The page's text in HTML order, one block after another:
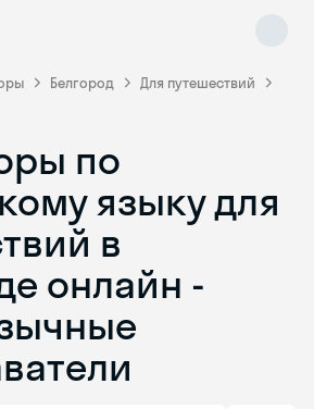
Белгород
Для путешествий
по
языку для
в
онлайн -